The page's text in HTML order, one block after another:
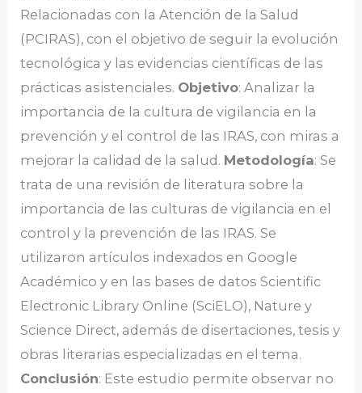
Relacionadas con la Atención de la Salud
(PCIRAS), con el objetivo de seguir la evolución
tecnológica y las evidencias científicas de las
prácticas asistenciales. Objetivo: Analizar la
importancia de la cultura de vigilancia en la
prevención y el control de las IRAS, con miras a
mejorar la calidad de la salud. Metodología: Se
trata de una revisión de literatura sobre la
importancia de las culturas de vigilancia en el
control y la prevención de las IRAS. Se
utilizaron artículos indexados en Google
Académico y en las bases de datos Scientific
Electronic Library Online (SciELO), Nature y
Science Direct, además de disertaciones, tesis y
obras literarias especializadas en el tema.
Conclusión: Este estudio permite observar no